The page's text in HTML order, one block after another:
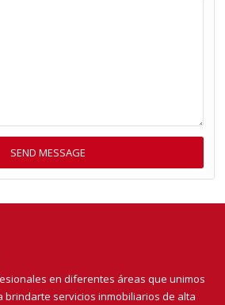
en diferentes áreas que unimos
servicios inmobiliarios de alta